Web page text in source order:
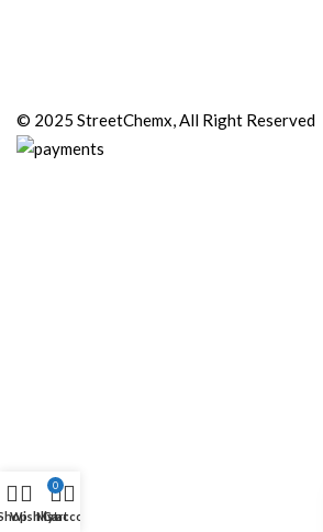
© 2025 StreetChemx, All Right Reserved
Wishlist
0
Cart
My account